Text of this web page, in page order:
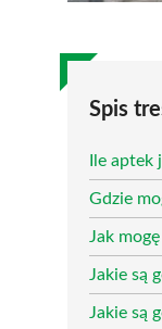
Spis
Ile
Gdzie
Jak
Jakie są
Jakie są